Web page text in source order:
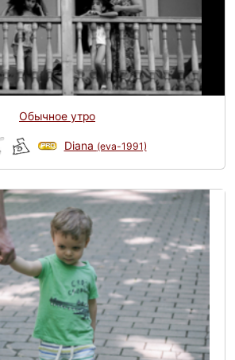
Обычное утро
Diana (eva-1991)